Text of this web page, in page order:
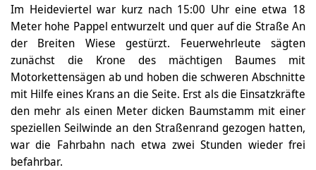
Im Heideviertel war kurz nach 15:00 Uhr eine etwa 18
Meter hohe Pappel entwurzelt und quer auf die Straße An
der Breiten Wiese gestürzt. Feuerwehrleute sägten
zunächst die Krone des mächtigen Baumes mit
Motorkettensägen ab und hoben die schweren Abschnitte
mit Hilfe eines Krans an die Seite. Erst als die Einsatzkräfte
den mehr als einen Meter dicken Baumstamm mit einer
speziellen Seilwinde an den Straßenrand gezogen hatten,
war die Fahrbahn nach etwa zwei Stunden wieder frei
befahrbar.